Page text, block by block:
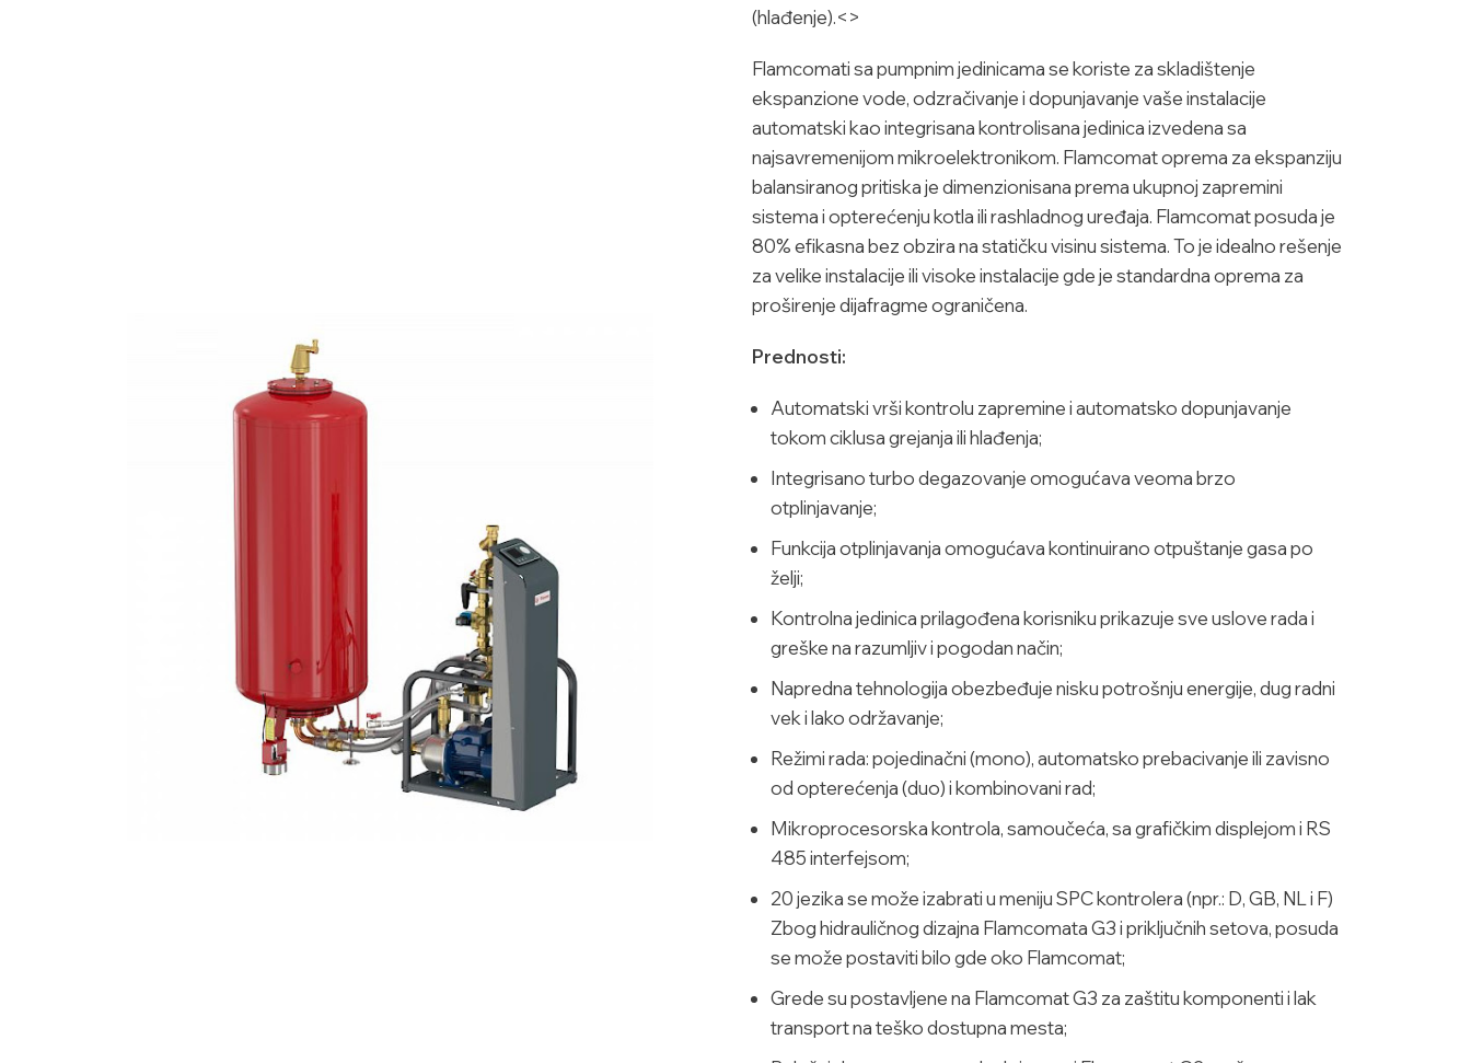
(hlađenje).<>
Flamcomati sa pumpnim jedinicama se koriste za skladištenje
ekspanzione vode, odzračivanje i dopunjavanje vaše instalacije
automatski kao integrisana kontrolisana jedinica izvedena sa
najsavremenijom mikroelektronikom. Flamcomat oprema za ekspanziju
balansiranog pritiska je dimenzionisana prema ukupnoj zapremini
sistema i opterećenju kotla ili rashladnog uređaja. Flamcomat posuda je
80% efikasna bez obzira na statičku visinu sistema. To je idealno rešenje
za velike instalacije ili visoke instalacije gde je standardna oprema za
proširenje dijafragme ograničena.
Prednosti:
Automatski vrši kontrolu zapremine i automatsko dopunjavanje
tokom ciklusa grejanja ili hlađenja;
Integrisano turbo degazovanje omogućava veoma brzo
otplinjavanje;
Funkcija otplinjavanja omogućava kontinuirano otpuštanje gasa po
želji;
Kontrolna jedinica prilagođena korisniku prikazuje sve uslove rada i
greške na razumljiv i pogodan način;
Napredna tehnologija obezbeđuje nisku potrošnju energije, dug radni
vek i lako održavanje;
Režimi rada: pojedinačni (mono), automatsko prebacivanje ili zavisno
od opterećenja (duo) i kombinovani rad;
Mikroprocesorska kontrola, samoučeća, sa grafičkim displejom i RS
485 interfejsom;
20 jezika se može izabrati u meniju SPC kontrolera (npr.: D, GB, NL i F)
Zbog hidrauličnog dizajna Flamcomata G3 i priključnih setova, posuda
se može postaviti bilo gde oko Flamcomat;
Grede su postavljene na Flamcomat G3 za zaštitu komponenti i lak
transport na teško dostupna mesta;